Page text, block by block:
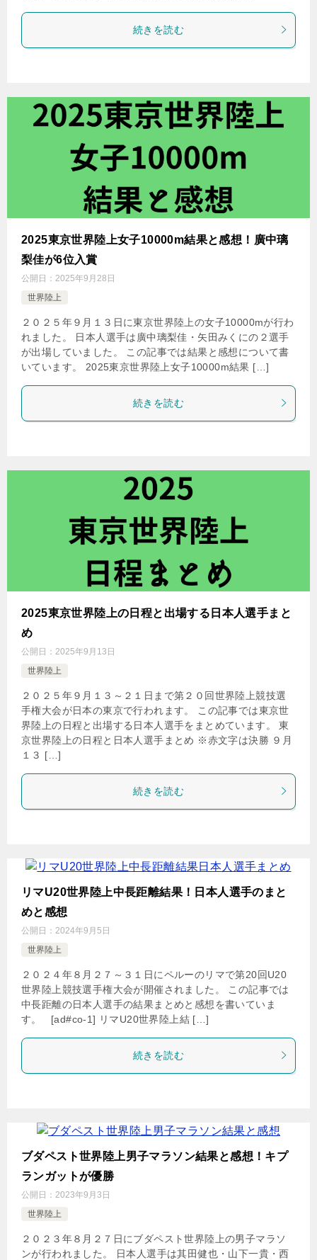
続きを読む
2025東京世界陸上女子10000m結果と感想！廣中璃
梨佳が6位入賞
公開日： 2025年9月28日
世界陸上
２０２５年９月１３日に東京世界陸上の女子10000mが行わ
れました。 日本人選手は廣中璃梨佳・矢田みくにの２選手
が出場していました。 この記事では結果と感想について書
いています。 2025東京世界陸上女子10000m結果 […]
続きを読む
2025東京世界陸上の日程と出場する日本人選手まと
め
公開日： 2025年9月13日
世界陸上
２０２５年９月１３～２１日まで第２０回世界陸上競技選
手権大会が日本の東京で行われます。 この記事では東京世
界陸上の日程と出場する日本人選手をまとめています。 東
京世界陸上の日程と日本人選手まとめ ※赤文字は決勝 ９月
１３ […]
続きを読む
リマU20世界陸上中長距離結果！日本人選手のまと
めと感想
公開日： 2024年9月5日
世界陸上
２０２４年８月２７～３１日にペルーのリマで第20回U20
世界陸上競技選手権大会が開催されました。 この記事では
中長距離の日本人選手の結果まとめと感想を書いていま
す。 [ad#co-1] リマU20世界陸上結 […]
続きを読む
ブダペスト世界陸上男子マラソン結果と感想！キプ
ランガットが優勝
公開日： 2023年9月3日
世界陸上
２０２３年８月２７日にブダペスト世界陸上の男子マラソ
ンが行われました。 日本人選手は其田健也・山下一貴・西